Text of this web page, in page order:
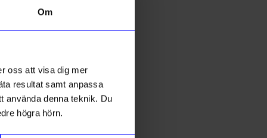
Om
oss att visa dig mer
resultat samt anpassa
använda denna teknik. Du
högra hörn.